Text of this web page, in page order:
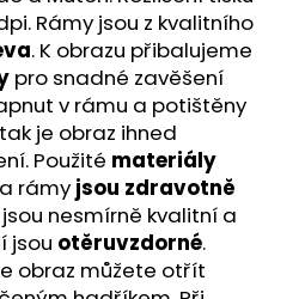
Rámy jsou z kvalitního
. K obrazu přibalujeme
pro snadné zavěšení
v rámu a potištěny
je obraz ihned
Použité materiály
rámy jsou zdravotně
jsou nesmírně kvalitní a
jsou otěruvzdorné.
obraz můžete otřít